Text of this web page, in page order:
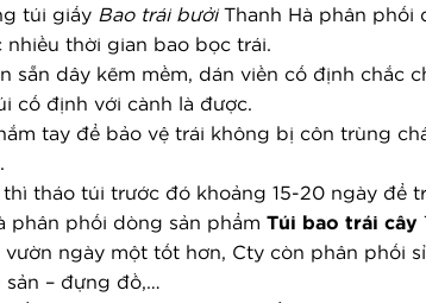
túi giấy Bao trái bưởi Thanh Hà phân phối
thời gian bao bọc trái.
sẵn dây kẽm mềm, dán viền cố định chắc
cố định với cành là được.
tay để bảo vệ trái không bị côn trùng
tháo túi trước đó khoảng 15-20 ngày để
phân phối dòng sản phẩm Túi bao trái cây
ngày một tốt hơn, Cty còn phân phối
– đựng đồ,…